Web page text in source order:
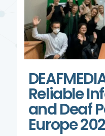
Reliable
and Deaf
Europe